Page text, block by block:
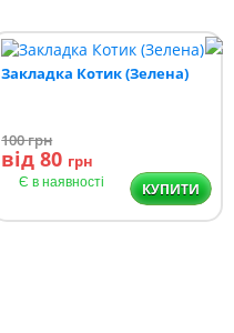
Закладка Котик (Зелена)
100грн
від 80 грн
Є в наявності КУПИТИ